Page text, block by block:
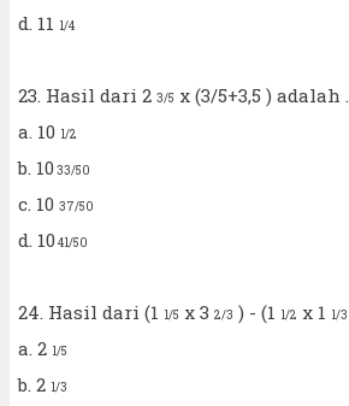
d. 11 1/4
23. Hasil dari 2 3/5 x (3/5+3,5 ) adalah ....
a. 10 1/2
b. 1033/50
c. 10 37/50
d. 1041/50
24. Hasil dari (1 1/5 x 3 2/3 ) - (1 1/2 x 1 1/3
a. 2 1/5
b. 2 1/3